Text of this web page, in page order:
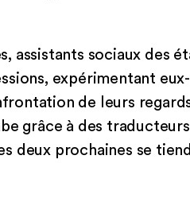
assistants sociaux des
expérimentant
de leurs
grâce à des
deux prochaines se